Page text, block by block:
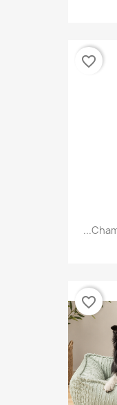
favorite_border
favorite_border